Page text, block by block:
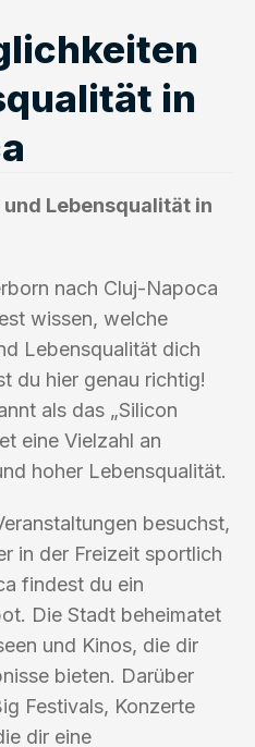
in
Lebensqualität in
nach Cluj-Napoca
wissen, welche
Lebensqualität dich
du hier genau richtig!
als das „Silicon
eine Vielzahl an
hoher Lebensqualität.
besuchst,
in der Freizeit sportlich
findest du ein
Die Stadt beheimatet
und Kinos, die dir
bieten. Darüber
Festivals, Konzerte
dir eine